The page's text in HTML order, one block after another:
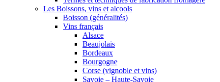
Les Boissons, vins et alcools
Boisson (généralités)
Vins français
Alsace
Beaujolais
Bordeaux
Bourgogne
Corse (vignoble et vins)
Savoie – Haute-Savoie